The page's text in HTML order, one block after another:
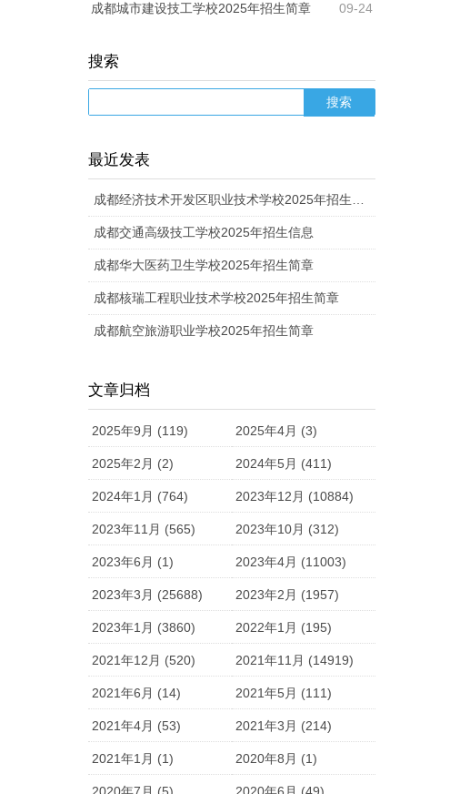
09-24
成都城市建设技工学校2025年招生简章
搜索
最近发表
成都交通高级技工学校2025年招生信息
成都华大医药卫生学校2025年招生简章
成都核瑞工程职业技术学校2025年招生简章
成都航空旅游职业学校2025年招生简章
文章归档
2025年9月 (119) 2025年4月 (3)
2025年2月 (2) 2024年5月 (411)
2024年1月 (764) 2023年12月 (10884)
2023年11月 (565) 2023年10月 (312)
2023年6月 (1) 2023年4月 (11003)
2023年3月 (25688) 2023年2月 (1957)
2023年1月 (3860) 2022年1月 (195)
2021年12月 (520) 2021年11月 (14919)
2021年6月 (14) 2021年5月 (111)
2021年4月 (53) 2021年3月 (214)
2021年1月 (1) 2020年8月 (1)
2020年7月 (5) 2020年6月 (49)